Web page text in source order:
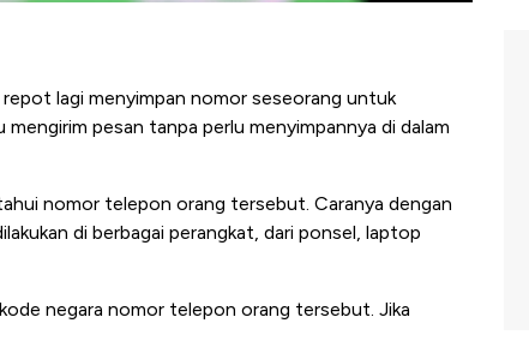
lagi menyimpan nomor seseorang untuk
pesan tanpa perlu menyimpannya di dalam
nomor telepon orang tersebut. Caranya dengan
di berbagai perangkat, dari ponsel, laptop
negara nomor telepon orang tersebut. Jika